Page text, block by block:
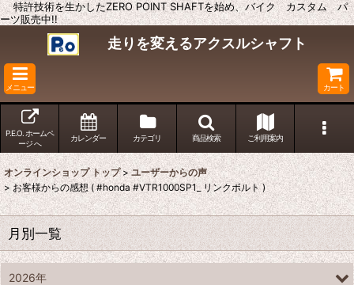
特許技術を生かしたZERO POINT SHAFTを始め、バイク カスタム パ
ーツ販売中!!
走りを変えるアクスルシャフト
メニュー カート
P.E.O. ホームペ
ージ へ
カレンダー カテゴリ 商品検索 ご利用案内
オンラインショップ トップ > ユーザーからの声
> お客様からの感想 ( #honda #VTR1000SP1_ リンクボルト )
月別一覧
2026年